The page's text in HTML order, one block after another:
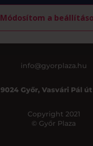
Általános
Hétfő – Szombat09:00 –
Vasárnap
10:00 –
info@gyorplaza.hu
9024 Győr, Vasvári Pál út
Copyright 2021
© Győr Plaza
Módosítom a